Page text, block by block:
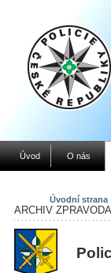
Úvod O nás
Úvodní strana
ARCHIV